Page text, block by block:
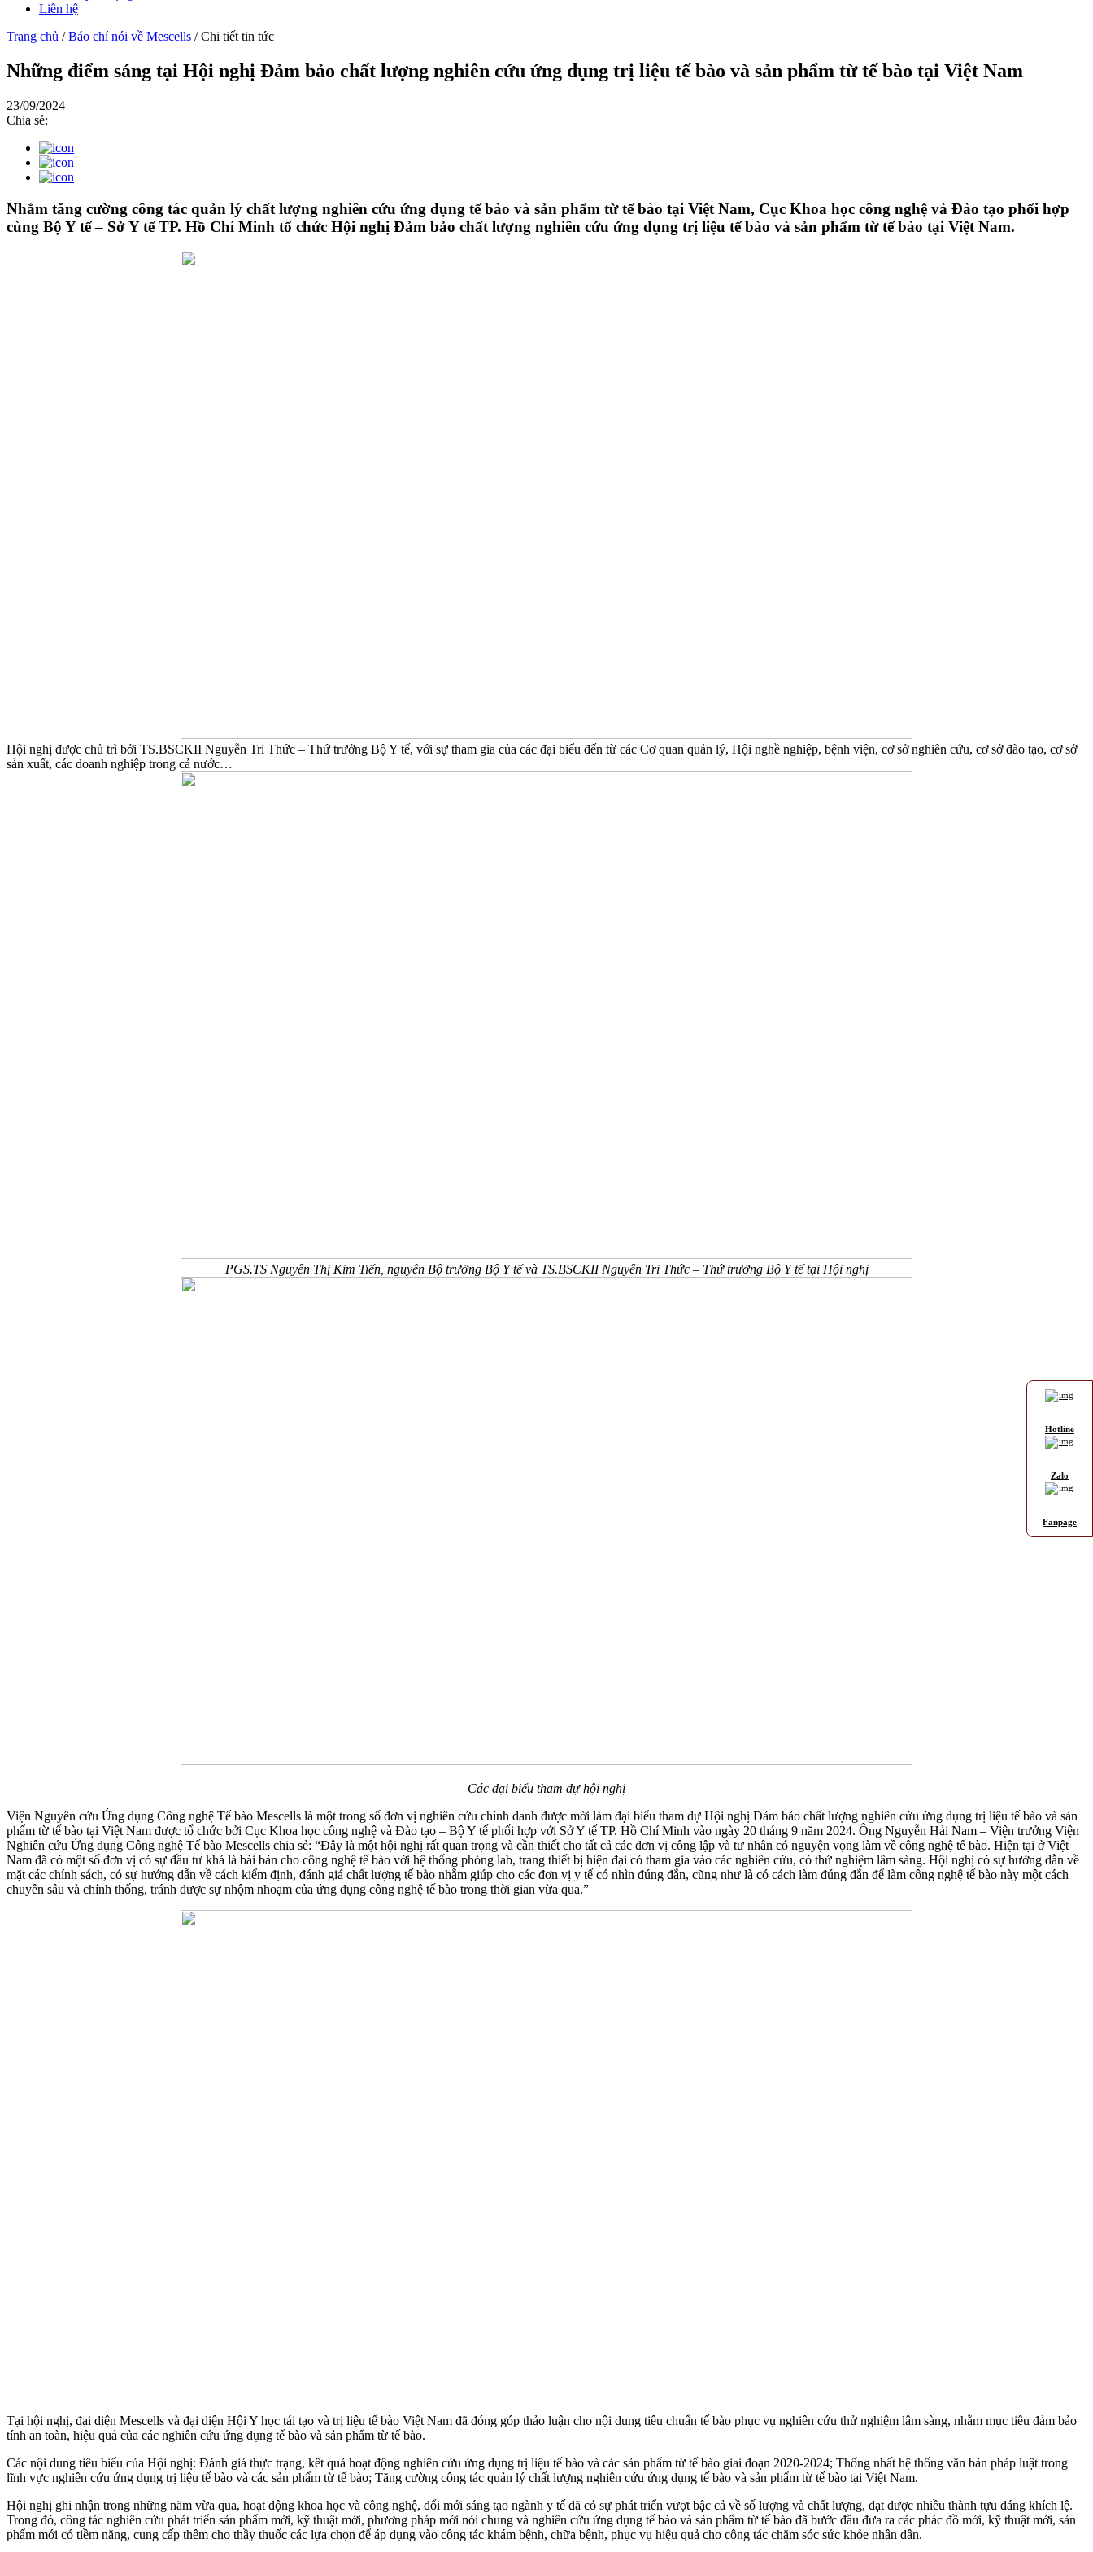
Liên hệ
Trang chủ /Báo chí nói về Mescells /Chi tiết tin tức
Những điểm sáng tại Hội nghị Đảm bảo chất lượng nghiên cứu ứng dụng trị liệu tế bào và sản phẩm từ tế bào tại Việt Nam
23/09/2024
Chia sẻ:
Nhằm tăng cường công tác quản lý chất lượng nghiên cứu ứng dụng tế bào và sản phẩm từ tế bào tại Việt Nam, Cục Khoa học công nghệ và Đào tạo phối hợp
cùng Bộ Y tế – Sở Y tế TP. Hồ Chí Minh tổ chức Hội nghị Đảm bảo chất lượng nghiên cứu ứng dụng trị liệu tế bào và sản phẩm từ tế bào tại Việt Nam.
Hội nghị được chủ trì bởi TS.BSCKII Nguyễn Tri Thức – Thứ trưởng Bộ Y tế, với sự tham gia của các đại biểu đến từ các Cơ quan quản lý, Hội nghề nghiệp, bệnh viện, cơ sở nghiên cứu, cơ sở đào tạo, cơ sở
sản xuất, các doanh nghiệp trong cả nước…
PGS.TS Nguyễn Thị Kim Tiến, nguyên Bộ trưởng Bộ Y tế và TS.BSCKII Nguyễn Tri Thức – Thứ trưởng Bộ Y tế tại Hội nghị
Các đại biểu tham dự hội nghị
Viện Nguyên cứu Ứng dụng Công nghệ Tế bào Mescells là một trong số đơn vị nghiên cứu chính danh được mời làm đại biểu tham dự Hội nghị Đảm bảo chất lượng nghiên cứu ứng dụng trị liệu tế bào và sản
phẩm từ tế bào tại Việt Nam được tổ chức bởi Cục Khoa học công nghệ và Đào tạo – Bộ Y tế phối hợp với Sở Y tế TP. Hồ Chí Minh vào ngày 20 tháng 9 năm 2024. Ông Nguyễn Hải Nam – Viện trưởng Viện
Nghiên cứu Ứng dụng Công nghệ Tế bào Mescells chia sẻ: “Đây là một hội nghị rất quan trọng và cần thiết cho tất cả các đơn vị công lập và tư nhân có nguyện vọng làm về công nghệ tế bào. Hiện tại ở Việt
Nam đã có một số đơn vị có sự đầu tư khá là bài bản cho công nghệ tế bào với hệ thống phòng lab, trang thiết bị hiện đại có tham gia vào các nghiên cứu, có thử nghiệm lâm sàng. Hội nghị có sự hướng dẫn về
mặt các chính sách, có sự hướng dẫn về cách kiểm định, đánh giá chất lượng tế bào nhằm giúp cho các đơn vị y tế có nhìn đúng đắn, cũng như là có cách làm đúng đắn để làm công nghệ tế bào này một cách
chuyên sâu và chính thống, tránh được sự nhộm nhoạm của ứng dụng công nghệ tế bào trong thời gian vừa qua.”
Tại hội nghị, đại diện Mescells và đại diện Hội Y học tái tạo và trị liệu tế bào Việt Nam đã đóng góp thảo luận cho nội dung tiêu chuẩn tế bào phục vụ nghiên cứu thử nghiệm lâm sàng, nhằm mục tiêu đảm bảo
tính an toàn, hiệu quả của các nghiên cứu ứng dụng tế bào và sản phẩm từ tế bào.
Các nội dung tiêu biểu của Hội nghị: Đánh giá thực trạng, kết quả hoạt động nghiên cứu ứng dụng trị liệu tế bào và các sản phẩm từ tế bào giai đoạn 2020-2024; Thống nhất hệ thống văn bản pháp luật trong
lĩnh vực nghiên cứu ứng dụng trị liệu tế bào và các sản phẩm từ tế bào; Tăng cường công tác quản lý chất lượng nghiên cứu ứng dụng tế bào và sản phẩm từ tế bào tại Việt Nam.
Hội nghị ghi nhận trong những năm vừa qua, hoạt động khoa học và công nghệ, đổi mới sáng tạo ngành y tế đã có sự phát triển vượt bậc cả về số lượng và chất lượng, đạt được nhiều thành tựu đáng khích lệ.
Trong đó, công tác nghiên cứu phát triển sản phẩm mới, kỹ thuật mới, phương pháp mới nói chung và nghiên cứu ứng dụng tế bào và sản phẩm từ tế bào đã bước đầu đưa ra các phác đồ mới, kỹ thuật mới, sản
phẩm mới có tiềm năng, cung cấp thêm cho thầy thuốc các lựa chọn để áp dụng vào công tác khám bệnh, chữa bệnh, phục vụ hiệu quả cho công tác chăm sóc sức khỏe nhân dân.
Hotline
Zalo
Fanpage